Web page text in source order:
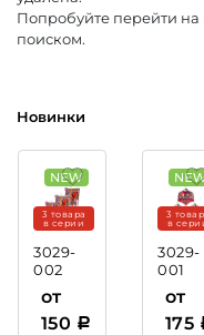
Попробуйте перейти на
поиском.
Новинки
3029-
002
медаль
Хоккей
3 товара
в серии
от
150
3029-
001
Бокс
3
в
от
175